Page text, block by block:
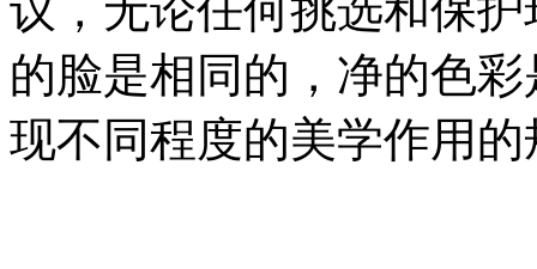
议，无论任何挑选和保
的脸是相同的，净的色
现不同程度的美学作用